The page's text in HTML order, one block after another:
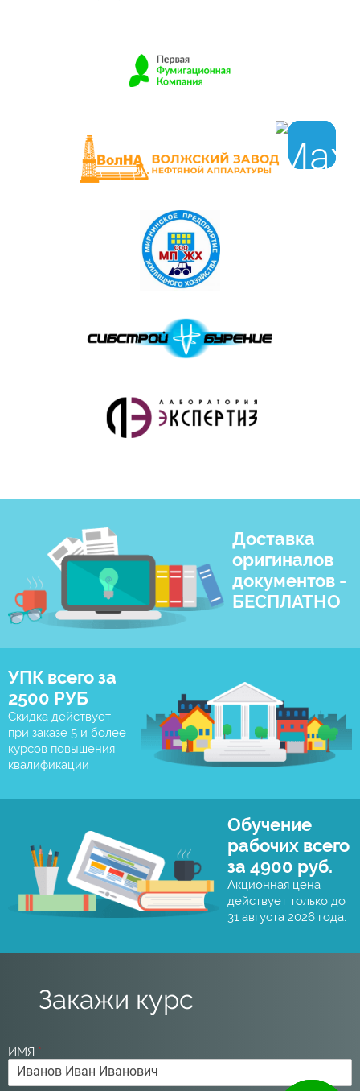
Доставка
оригиналов
документов -
БЕСПЛАТНО
УПК всего за
2500 РУБ
Скидка действует
при заказе 5 и более
курсов повышения
квалификации
Обучение
рабочих всего
за 4900 руб.
Акционная цена
действует только до
31 августа 2026 года.
Закажи курс
ИМЯ *